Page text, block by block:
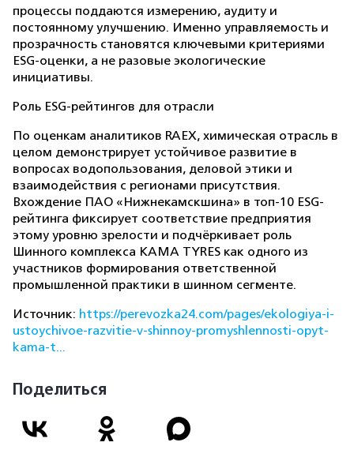
процессы поддаются измерению, аудиту и
постоянному улучшению. Именно управляемость и
прозрачность становятся ключевыми критериями
ESG-оценки, а не разовые экологические
инициативы.
Роль ESG-рейтингов для отрасли
По оценкам аналитиков RAEX, химическая отрасль в
целом демонстрирует устойчивое развитие в
вопросах водопользования, деловой этики и
взаимодействия с регионами присутствия.
Вхождение ПАО «Нижнекамскшина» в топ-10 ESG-
рейтинга фиксирует соответствие предприятия
этому уровню зрелости и подчёркивает роль
Шинного комплекса KAMA TYRES как одного из
участников формирования ответственной
промышленной практики в шинном сегменте.
Источник: https://perevozka24.com/pages/ekologiya-i-
ustoychivoe-razvitie-v-shinnoy-promyshlennosti-opyt-
kama-t...
Поделиться